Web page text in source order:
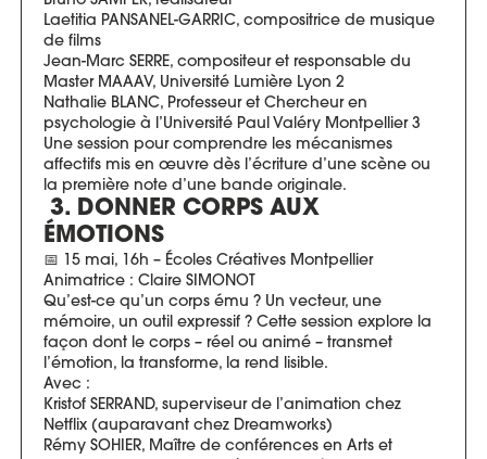
Laetitia PANSANEL-GARRIC, compositrice de musique
de films
Jean-Marc SERRE, compositeur et responsable du
Master MAAAV, Université Lumière Lyon 2
Nathalie BLANC, Professeur et Chercheur en
psychologie à l’Université Paul Valéry Montpellier 3
Une session pour comprendre les mécanismes
affectifs mis en œuvre dès l’écriture d’une scène ou
la première note d’une bande originale.
3. DONNER CORPS AUX
ÉMOTIONS
📅 15 mai, 16h – Écoles Créatives Montpellier
Animatrice : Claire SIMONOT
Qu’est-ce qu’un corps ému ? Un vecteur, une
mémoire, un outil expressif ? Cette session explore la
façon dont le corps – réel ou animé – transmet
l’émotion, la transforme, la rend lisible.
Avec :
Kristof SERRAND, superviseur de l’animation chez
Netflix (auparavant chez Dreamworks)
Rémy SOHIER, Maître de conférences en Arts et